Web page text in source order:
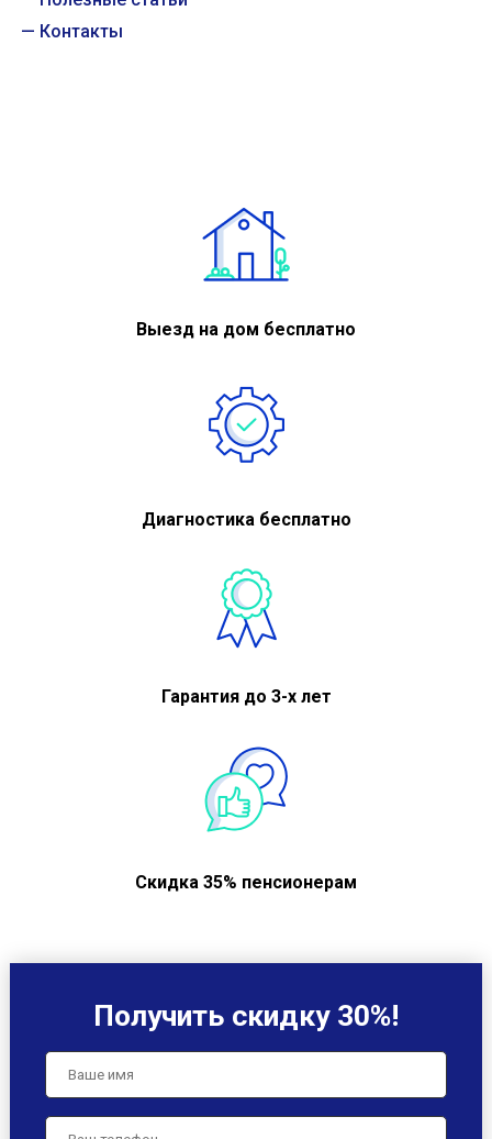
Контакты
Выезд на дом бесплатно
Диагностика бесплатно
Гарантия до 3-х лет
Скидка 35% пенсионерам
Получить скидку 30%!